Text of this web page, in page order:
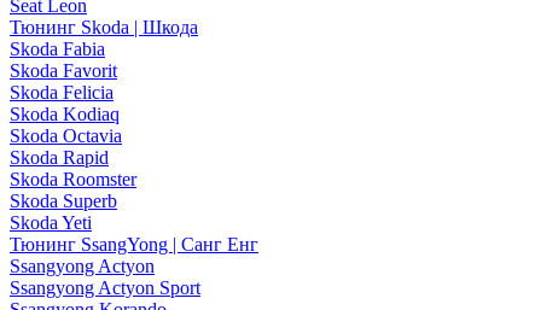
Seat Leon
Тюнинг Skoda | Шкода
Skoda Fabia
Skoda Favorit
Skoda Felicia
Skoda Kodiaq
Skoda Octavia
Skoda Rapid
Skoda Roomster
Skoda Superb
Skoda Yeti
Тюнинг SsangYong | Санг Енг
Ssangyong Actyon
Ssangyong Actyon Sport